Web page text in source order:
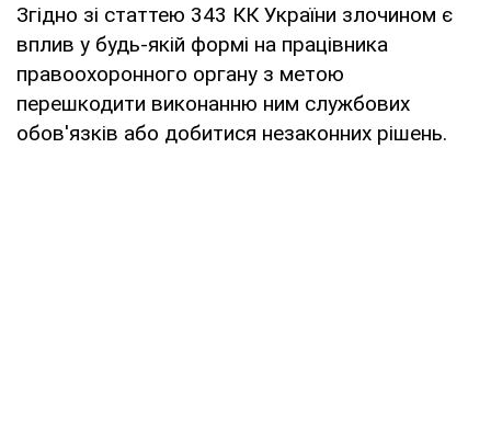
Згідно зі статтею 343 КК України злочином є
вплив у будь-якій формі на працівника
правоохоронного органу з метою
перешкодити виконанню ним службових
обов'язків або добитися незаконних рішень.